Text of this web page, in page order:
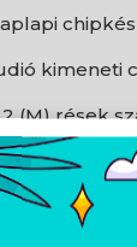
kimeneti
(M) rések
3.2 Gen 1
csatlakozó